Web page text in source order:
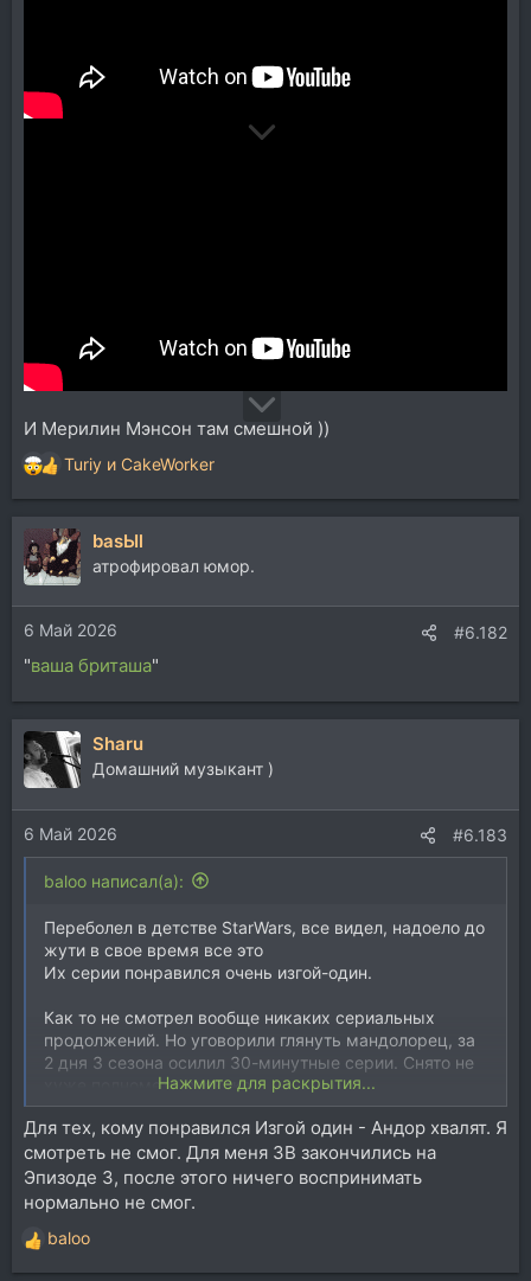
И Мерилин Мэнсон там смешной ))
Р
е
а
к
ц
и
и
:
Turiy и CakeWorker
basЫl
атрофировал юмор.
6 Май 2026 #6.182
"ваша бриташа"
Sharu
Домашний музыкант )
6 Май 2026 #6.183
baloo написал(а):
Переболел в детстве StarWars, все видел, надоело до
жути в свое время все это
Их серии понравился очень изгой-один.
Как то не смотрел вообще никаких сериальных
продолжений. Но уговорили глянуть мандолорец, за
2 дня 3 сезона осилил 30-минутные серии. Снято не
хуже полнометражек же.
Вопрос, стоит ли из серии что то еще смотреть? Там
же Книги Боба Фета вышли, еще Асока, Андор.. ка
кслшал вроде все это более провальные сериалы.
Стоит смотреть? Не фанат star wars как бы но вот
Нажмите для раскрытия...
Для тех, кому понравился Изгой один - Андор хвалят. Я
смотреть не смог. Для меня ЗВ закончились на
Эпизоде 3, после этого ничего воспринимать
нормально не смог.
Р
е
baloo